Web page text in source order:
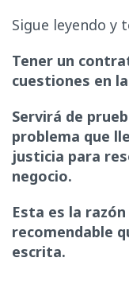
Sigue leyendo y
Tener un
cuestiones en
Servirá de
problema que
justicia para
negocio.
Esta es la
recomendable
escrita.